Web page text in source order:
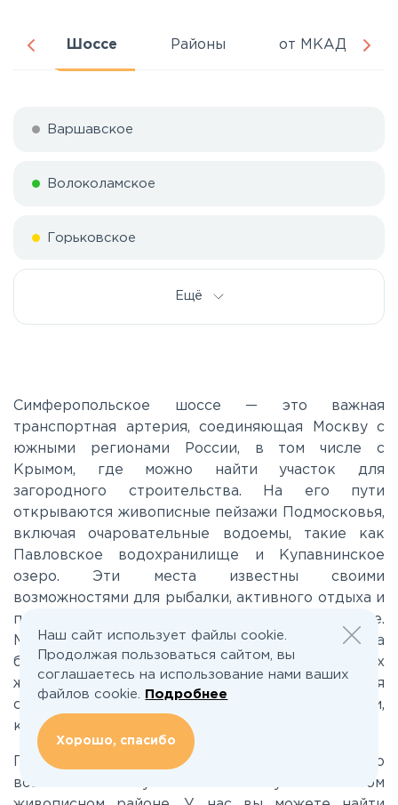
Шоссе Районы от МКАД
Варшавское
Волоколамское
Горьковское
Калужское
Каширское
Киевское
Ленинградское
Минское
Ещё
Симферопольское шоссе — это важная
транспортная артерия, соединяющая Москву с
южными регионами России, в том числе с
Крымом, где можно найти участок для
загородного строительства. На его пути
открываются живописные пейзажи Подмосковья,
включая очаровательные водоемы, такие как
Павловское водохранилище и Купавнинское
озеро. Эти места известны своими
возможностями для рыбалки, активного отдыха и
простых прогулок на свежем воздухе.
Многочисленные торжественные моменты на
берегах водоемов привлекают как местных
жителей, так и туристов, желающих насладиться
спокойствием природы и прекрасными видами,
которые можно запечатлеть на фоне участка.
Поселкино предлагает вам отличную
возможность покупки земельного участка в этом
Наш сайт использует файлы cookie.
Продолжая пользоваться сайтом, вы
соглашаетесь на использование нами ваших
файлов cookie.
Подробнее
Хорошо, спасибо